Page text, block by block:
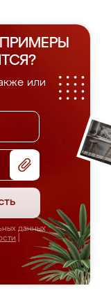
или
данных